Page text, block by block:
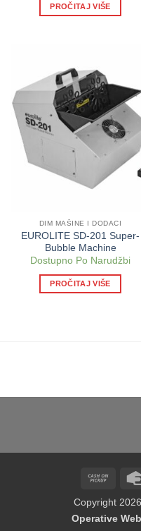
PROČITAJ VIŠE
DIM MAŠINE I DODACI
EUROLITE SD-201 Super-
Bubble Machine
Dostupno Po Narudžbi
PROČITAJ VIŠE
Cash
Pickup
Copyright
Operative